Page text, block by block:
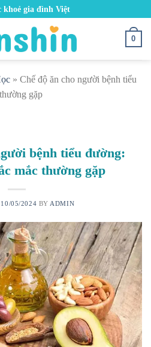
khoẻ gia đình Việt
0
» Chế độ ăn cho người bệnh tiểu
gặp
bệnh tiểu đường:
mắc thường gặp
10/05/2024 BY ADMIN